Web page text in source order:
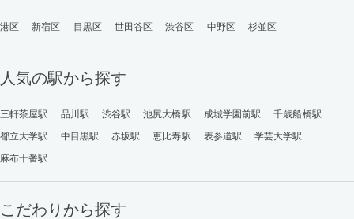
港区 新宿区 目黒区 世田谷区 渋谷区 中野区 杉並区
人気の駅から探す
三軒茶屋駅 品川駅 渋谷駅 池尻大橋駅 成城学園前駅
千歳船橋駅
都立大学駅
中目黒駅 赤坂駅 恵比寿駅 表参道駅
学芸大学駅
麻布十番駅
こだわりから探す